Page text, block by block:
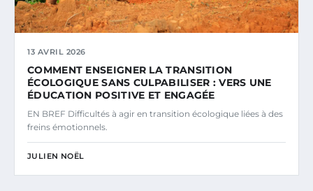
13 AVRIL 2026
COMMENT ENSEIGNER LA TRANSITION
ÉCOLOGIQUE SANS CULPABILISER : VERS UNE
ÉDUCATION POSITIVE ET ENGAGÉE
EN BREF Difficultés à agir en transition écologique liées à des
freins émotionnels.
JULIEN NOËL